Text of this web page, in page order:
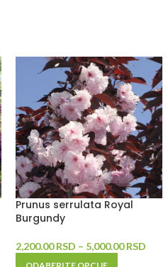
Prunus serrulata Royal
Burgundy
2,200.00RSD – 5,000.00RSD